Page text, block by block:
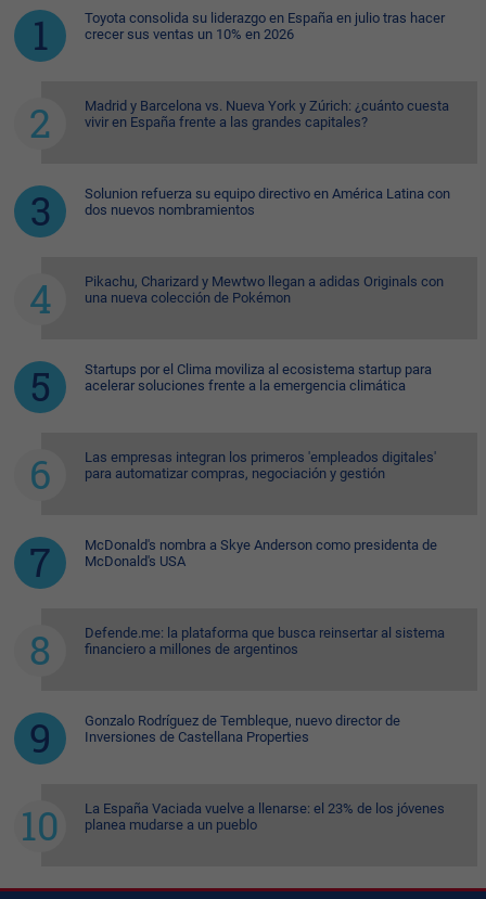
Toyota consolida su liderazgo en España en julio tras hacer
crecer sus ventas un 10% en 2026
Madrid y Barcelona vs. Nueva York y Zúrich: ¿cuánto cuesta
vivir en España frente a las grandes capitales?
Solunion refuerza su equipo directivo en América Latina con
dos nuevos nombramientos
Pikachu, Charizard y Mewtwo llegan a adidas Originals con
una nueva colección de Pokémon
Startups por el Clima moviliza al ecosistema startup para
acelerar soluciones frente a la emergencia climática
Las empresas integran los primeros 'empleados digitales'
para automatizar compras, negociación y gestión
McDonald's nombra a Skye Anderson como presidenta de
McDonald's USA
Defende.me: la plataforma que busca reinsertar al sistema
financiero a millones de argentinos
Gonzalo Rodríguez de Tembleque, nuevo director de
Inversiones de Castellana Properties
La España Vaciada vuelve a llenarse: el 23% de los jóvenes
planea mudarse a un pueblo